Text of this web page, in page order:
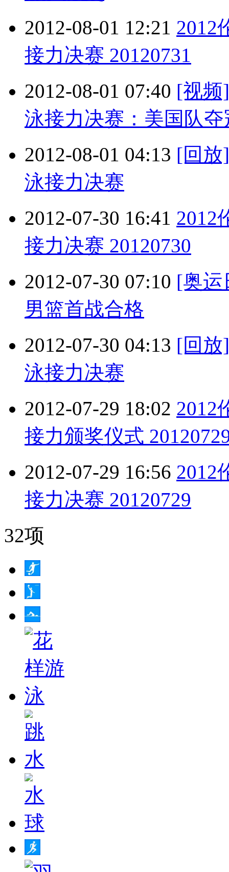
2012-08-01 12:21 2012
接力决赛 20120731
2012-08-01 07:40 [视频
泳接力决赛：美国队
2012-08-01 04:13 [回放
泳接力决赛
2012-07-30 16:41 2012
接力决赛 20120730
2012-07-30 07:10 [奥运
男篮首战合格
2012-07-30 04:13 [回放
泳接力决赛
2012-07-29 18:02 2012
接力颁奖仪式
2012-07-29 16:56 2012
接力决赛 20120729
32项